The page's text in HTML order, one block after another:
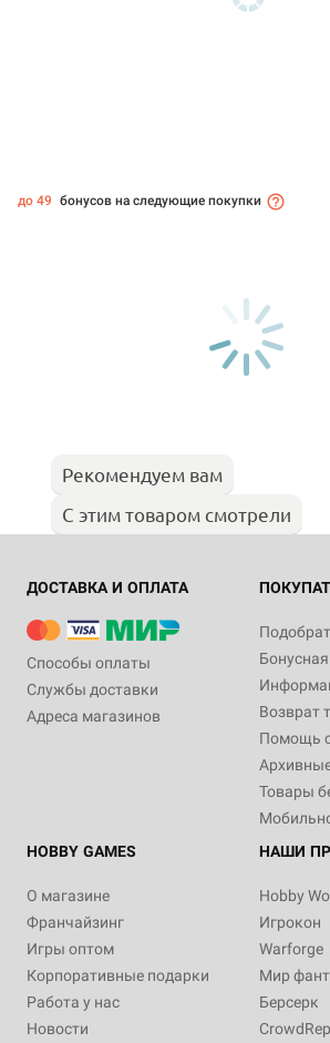
до 49 бонусов на следующие покупки
Рекомендуем вам
С этим товаром смотрели
ДОСТАВКА И ОПЛАТА
Способы оплаты
Службы доставки
Адреса магазинов
Возврат
Помощь
Товары
HOBBY GAMES
О магазине
Франчайзинг
Игры оптом
Корпоративные подарки
Работа у нас
Новости
НАШИ
Hobby
Игрокон
Warforge
Мир
Берсерк